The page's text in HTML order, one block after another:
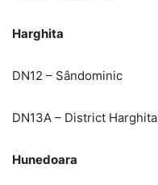
Harghita
DN12 – Sândominic
DN13A – District Harghita
Hunedoara